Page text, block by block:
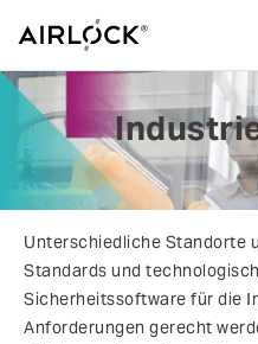
Unterschiedliche Standorte
Standards und
Sicherheitssoftware für die
Anforderungen gerecht